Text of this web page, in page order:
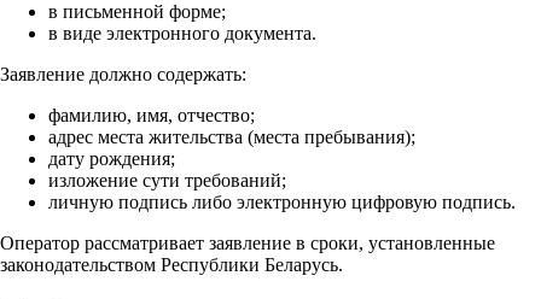
в письменной форме;
в виде электронного документа.
Заявление должно содержать:
фамилию, имя, отчество;
адрес места жительства (места пребывания);
дату рождения;
изложение сути требований;
личную подпись либо электронную цифровую подпись.
Оператор рассматривает заявление в сроки, установленные
законодательством Республики Беларусь.